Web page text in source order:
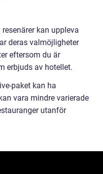
kan uppleva
deras valmöjligheter
eftersom du är
erbjuds av hotellet.
paket kan ha
vara mindre varierade
utanför